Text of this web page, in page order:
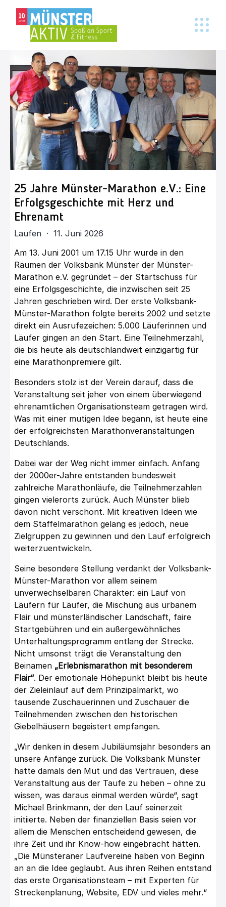
25 Jahre Münster-Marathon e.V.: Eine
Erfolgsgeschichte mit Herz und
Ehrenamt
Laufen · 11. Juni 2026
Am 13. Juni 2001 um 17.15 Uhr wurde in den
Räumen der Volksbank Münster der Münster-
Marathon e.V. gegründet – der Startschuss für
eine Erfolgsgeschichte, die inzwischen seit 25
Jahren geschrieben wird. Der erste Volksbank-
Münster-Marathon folgte bereits 2002 und setzte
direkt ein Ausrufezeichen: 5.000 Läuferinnen und
Läufer gingen an den Start. Eine Teilnehmerzahl,
die bis heute als deutschlandweit einzigartig für
eine Marathonpremiere gilt.
Besonders stolz ist der Verein darauf, dass die
Veranstaltung seit jeher von einem überwiegend
ehrenamtlichen Organisationsteam getragen wird.
Was mit einer mutigen Idee begann, ist heute eine
der erfolgreichsten Marathonveranstaltungen
Deutschlands.
Dabei war der Weg nicht immer einfach. Anfang
der 2000er-Jahre entstanden bundesweit
zahlreiche Marathonläufe, die Teilnehmerzahlen
gingen vielerorts zurück. Auch Münster blieb
davon nicht verschont. Mit kreativen Ideen wie
dem Staffelmarathon gelang es jedoch, neue
Zielgruppen zu gewinnen und den Lauf erfolgreich
weiterzuentwickeln.
Seine besondere Stellung verdankt der Volksbank-
Münster-Marathon vor allem seinem
unverwechselbaren Charakter: ein Lauf von
Läufern für Läufer, die Mischung aus urbanem
Flair und münsterländischer Landschaft, faire
Startgebühren und ein außergewöhnliches
Unterhaltungsprogramm entlang der Strecke.
Nicht umsonst trägt die Veranstaltung den
Beinamen „Erlebnismarathon mit besonderem
Flair“. Der emotionale Höhepunkt bleibt bis heute
der Zieleinlauf auf dem Prinzipalmarkt, wo
tausende Zuschauerinnen und Zuschauer die
Teilnehmenden zwischen den historischen
Giebelhäusern begeistert empfangen.
„Wir denken in diesem Jubiläumsjahr besonders an
unsere Anfänge zurück. Die Volksbank Münster
hatte damals den Mut und das Vertrauen, diese
Veranstaltung aus der Taufe zu heben – ohne zu
wissen, was daraus einmal werden würde“, sagt
Michael Brinkmann, der den Lauf seinerzeit
initiierte. Neben der finanziellen Basis seien vor
allem die Menschen entscheidend gewesen, die
ihre Zeit und ihr Know-how eingebracht hätten.
„Die Münsteraner Laufvereine haben von Beginn
an an die Idee geglaubt. Aus ihren Reihen entstand
das erste Organisationsteam – mit Experten für
Streckenplanung, Website, EDV und vieles mehr.“